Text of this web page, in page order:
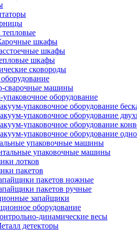
шкафы
шкафы
шкафы
сковороды
сварочные машины
оборудование
упаковочное оборудование
упаковочное оборудование
упаковочное оборудование
упаковочное оборудование
упаковочные машины
упаковочные машины
лотков
пакетов
пакетов ножные
пакетов ручные
запайщики
оборудование
динамические весы
детекторы